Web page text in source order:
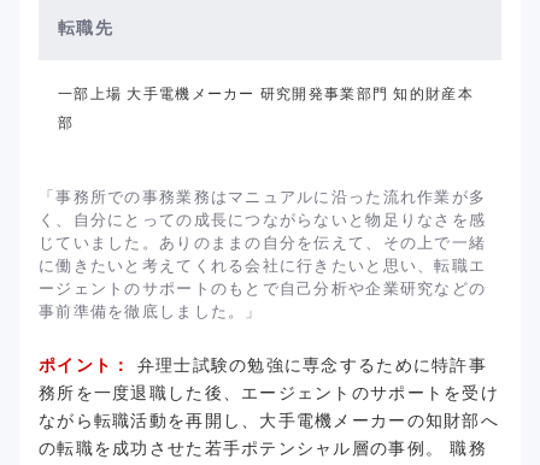
転職先
一部上場 大手電機メーカー 研究開発事業部門 知的財産本
部
「事務所での事務業務はマニュアルに沿った流れ作業が多
く、自分にとっての成長につながらないと物足りなさを感
じていました。ありのままの自分を伝えて、その上で一緒
に働きたいと考えてくれる会社に行きたいと思い、転職エ
ージェントのサポートのもとで自己分析や企業研究などの
事前準備を徹底しました。」
ポイント：
弁理士試験の勉強に専念するために特許事
務所を一度退職した後、エージェントのサポートを受け
ながら転職活動を再開し、大手電機メーカーの知財部へ
の転職を成功させた若手ポテンシャル層の事例。 職務